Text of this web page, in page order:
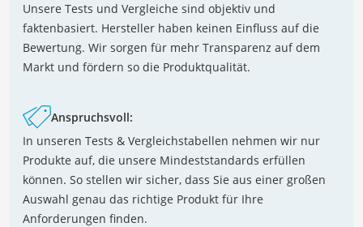
Unsere Tests und Vergleiche sind objektiv und
faktenbasiert. Hersteller haben keinen Einfluss auf die
Bewertung. Wir sorgen für mehr Transparenz auf dem
Markt und fördern so die Produktqualität.
Anspruchsvoll:
In unseren Tests & Vergleichstabellen nehmen wir nur
Produkte auf, die unsere Mindeststandards erfüllen
können. So stellen wir sicher, dass Sie aus einer großen
Auswahl genau das richtige Produkt für Ihre
Anforderungen finden.